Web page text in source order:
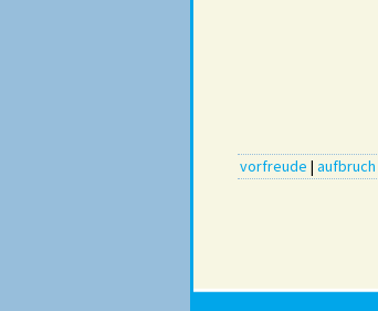
vorfreude | aufbruch